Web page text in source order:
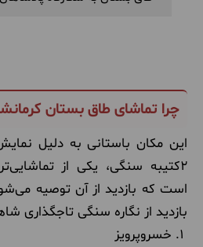
چرا تماشای طاق بستان
2کتیبه سنگی، یکی از
است که بازدید از آن توصیه
بازدید از نگاره سنگی تاجگذاری
خسروپرویز